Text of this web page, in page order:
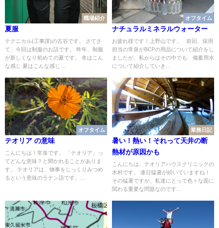
職場紹介
夏服
テクニカル(工事課)の古谷です。 さてさ
て、今回は制服のお話です。 昨年、制服
が新しくなり初めての夏です。 冬はこん
な感じ 夏はこんな感じ ...
オフタイム
ナチュラルミネラルウォーター
お疲れ様です！上野山です。 前回、採用
担当の常泉がBCPの用品について紹介をし
ましたが、私からはその中でも、備蓄用水
について紹介していき...
オフタイム
テオリア の意味
こんにちは！常泉です。 「テオリア」っ
てどんな意味？と聞かれることがありま
す。 テオリアは、物事をじっくりみつめ
るという意味のラテン語です。...
業務日記
暑い！熱い！それって天井の断
熱材が原因かも
こんにちは。テオリアハウスクリニックの
木村です。 連日猛暑が続いていますね！
その猛暑ですが、私達にとって色々な面に
関わる重要な問題なのです...